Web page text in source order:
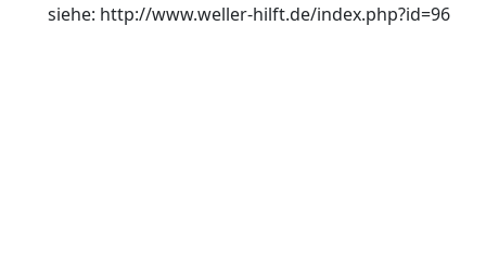
siehe: http://www.weller-hilft.de/index.php?id=96